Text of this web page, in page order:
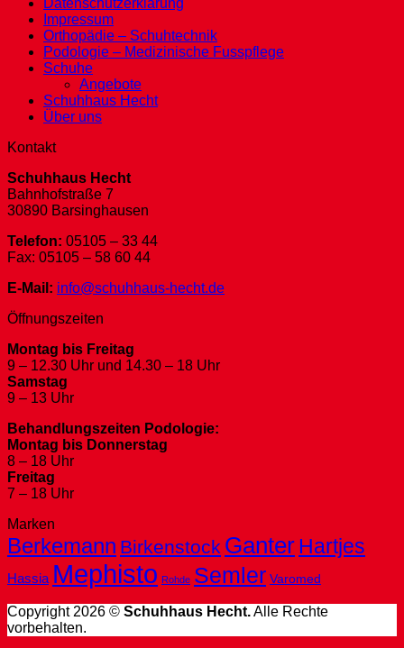
Impressum
Orthopädie – Schuhtechnik
Podologie – Medizinische Fusspflege
Schuhe
Angebote
Schuhhaus Hecht
Über uns
Kontakt
Schuhhaus Hecht
Bahnhofstraße 7
30890 Barsinghausen
Telefon: 05105 – 33 44
Fax: 05105 – 58 60 44
E-Mail: info@schuhhaus-hecht.de
Öffnungszeiten
Montag bis Freitag
9 – 12.30 Uhr und 14.30 – 18 Uhr
Samstag
9 – 13 Uhr
Behandlungszeiten Podologie:
Montag bis Donnerstag
8 – 18 Uhr
Freitag
7 – 18 Uhr
Marken
Berkemann Birkenstock GanterHartjes
Hassia Mephisto Rohde Semler Varomed
Copyright 2026 © Schuhhaus Hecht.Alle Rechte
vorbehalten.